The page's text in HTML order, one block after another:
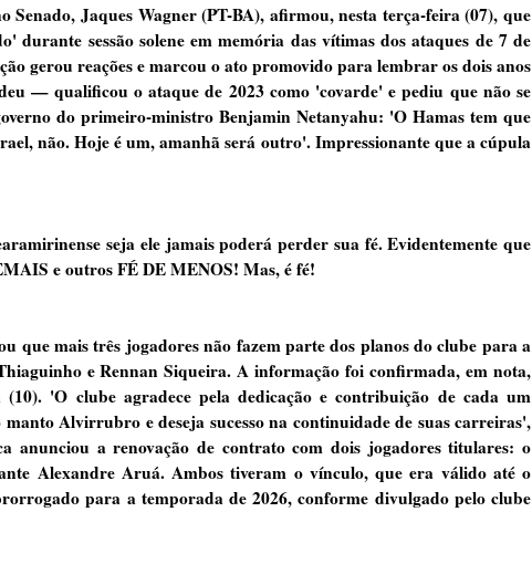
Jaques Wagner (PT-BA), afirmou, nesta terça-feira (07), que
durante sessão solene em memória das vítimas dos ataques de 7 de
gerou reações e marcou o ato promovido para lembrar os dois anos
— qualificou o ataque de 2023 como 'covarde' e pediu que não se
do primeiro‑ministro Benjamin Netanyahu: 'O Hamas tem que
não. Hoje é um, amanhã será outro'. Impressionante que a cúpula
seja ele jamais poderá perder sua fé. Evidentemente que
e outros FÉ DE MENOS! Mas, é fé!
que mais três jogadores não fazem parte dos planos do clube para a
e Rennan Siqueira. A informação foi confirmada, em nota,
'O clube agradece pela dedicação e contribuição de cada um
Alvirrubro e deseja sucesso na continuidade de suas carreiras',
anunciou a renovação de contrato com dois jogadores titulares: o
Alexandre Aruá. Ambos tiveram o vínculo, que era válido até o
para a temporada de 2026, conforme divulgado pelo clube